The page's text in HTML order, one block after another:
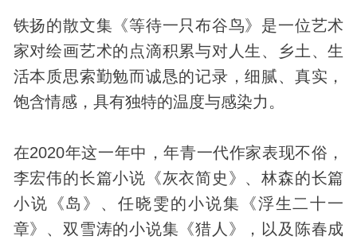
铁扬的散文集《等待一只布谷鸟》是一位艺术
家对绘画艺术的点滴积累与对人生、乡土、生
活本质思索勤勉而诚恳的记录，细腻、真实，
饱含情感，具有独特的温度与感染力。
在2020年这一年中，年青一代作家表现不俗，
李宏伟的长篇小说《灰衣简史》、林森的长篇
小说《岛》、任晓雯的小说集《浮生二十一
章》、双雪涛的小说集《猎人》，以及陈春成